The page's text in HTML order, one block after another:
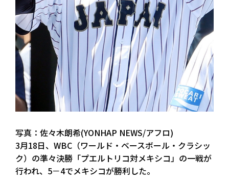
写真：佐々木朗希(YONHAP NEWS/アフロ)
3月18日、WBC（ワールド・ベースボール・クラシッ
ク）の準々決勝「プエルトリコ対メキシコ」の一戦が
行われ、5－4でメキシコが勝利した。